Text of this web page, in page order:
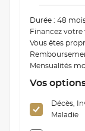
Durée : 48
Financez
Vous êtes
Mensualités
Vos
Décès,
Maladie